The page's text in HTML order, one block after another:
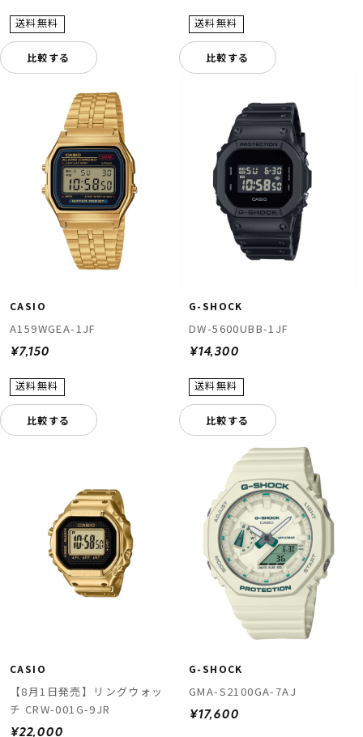
比較する 比較する
CASIO
A159WGEA-1JF
¥7,150
比較する
G-SHOCK
DW-5600UBB-1JF
¥14,300
比較する
CASIO
【8月1日発売】リングウォッ
チ CRW-001G-9JR
¥22,000
G-SHOCK
GMA-S2100GA-7AJ
¥17,600